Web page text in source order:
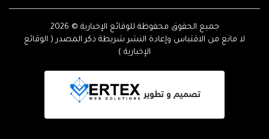
جميع الحقوق محفوظة للوقائع الإخبارية © 2026
لا مانع من الاقتباس وإعادة النشر شريطة ذكر المصدر ( الوقائع
الإخبارية )
تصميم و تطوير